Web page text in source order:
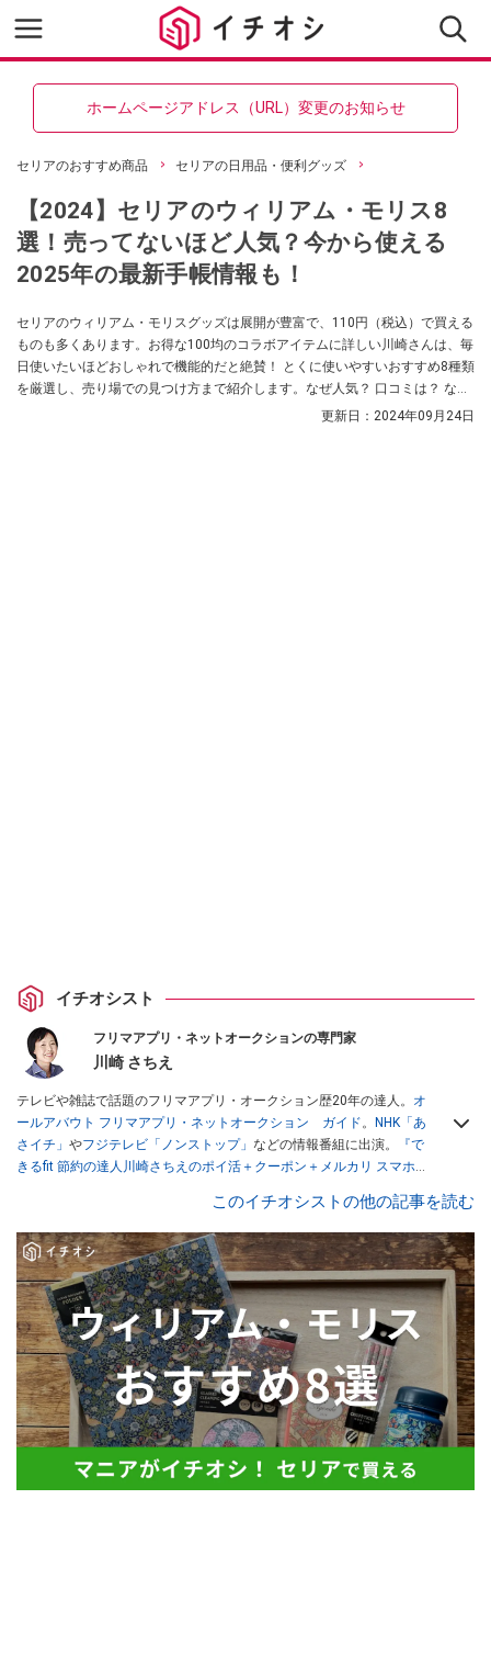
ホームページアドレス（URL）変更のお知らせ
セリアのおすすめ商品 セリアの日用品・便利グッズ
【2024】セリアのウィリアム・モリス8
選！売ってないほど人気？今から使える
2025年の最新手帳情報も！
セリアのウィリアム・モリスグッズは展開が豊富で、110円（税込）で買える
ものも多くあります。お得な100均のコラボアイテムに詳しい川崎さんは、毎
日使いたいほどおしゃれで機能的だと絶賛！ とくに使いやすいおすすめ8種類
を厳選し、売り場での見つけ方まで紹介します。なぜ人気？ 口コミは？ など
の気になる情報も。2025年の手帳など最新情報も更新しているので、ぜひ参
更新日： 2024年09月24日
イチオシスト
フリマアプリ・ネットオークションの専門家
川崎 さちえ
テレビや雑誌で話題のフリマアプリ・オークション歴20年の達人。 オ
ールアバウト フリマアプリ・ネットオークション ガイド。
NHK「あ
さイチ」 やフジテレビ「ノンストップ」 などの情報番組に出演。
『で
きるfit 節約の達人川崎さちえのポイ活＋クーポン＋メルカリ スマホで
スマホ1つでスキマ時間に効率的に稼ぐ！』（翔泳社刊） ほか著書多
数。ブログは「川崎さちえのごちゃまぜ日記」。
■経歴：2003年、夫が子育てをするために、突然会社を辞める。翌月
からの給料が０円になり、家にいながら、しかも空いた時間でできる
オークションに目をつける。しかし、取引の仕方がわからずに、まず
は落札者として参加。その後、出品者側にまわり、家の中の物を出品
しまくる。出品する物がほぼなくなってからは、仕入れを経験。ネッ
トオークションを生活の一部に取り入れるべく、「ネットオークショ
ンやフリマアプリは生活のインフラになる」という考えを持つ。また
消費税増税の社会においては、ネットオークションやフリマアプリが
家計の救世主になりえると考え、業者とは違う視点でユーザーとして
参加中。
このイチオシストの他の記事を読む